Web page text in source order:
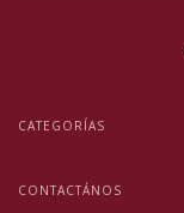
CATEGORÍAS
CONTACTÁNOS